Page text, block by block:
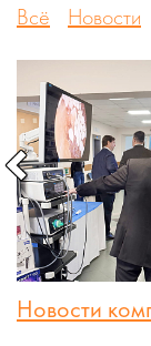
Всё Новости
Новости